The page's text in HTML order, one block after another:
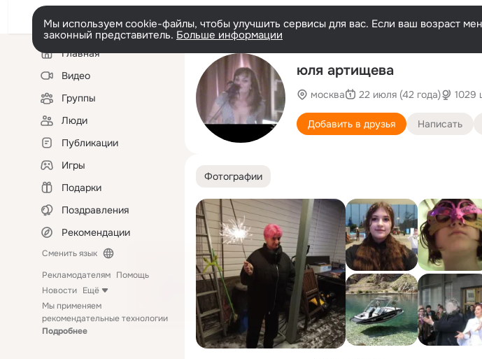
Мы используем cookie-файлы, чтобы улучшить сервисы для вас. Если ваш возраст
законный представитель. Больше информации
Левая
колонкаГлавная
Видео
Группы
Люди
Публикации
Игры
Подарки
Поздравления
Рекомендации
Сменить язык
Рекламодателям Помощь
Новости Ещё
Мы применяем
рекомендательные технологии
Подробнее
юля артищева
москва 22 июля (42 года) 1029
Добавить в друзья Написать
Фотографии